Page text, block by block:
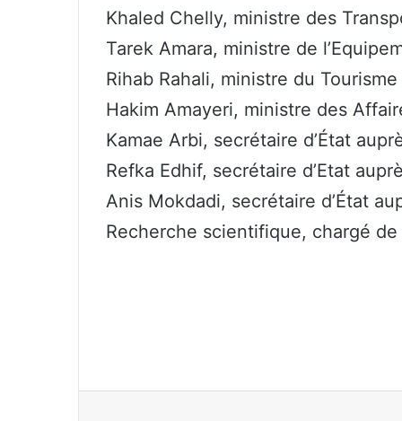
Khaled Chelly, ministre des
Tarek Amara, ministre de
Rihab Rahali, ministre du
Hakim Amayeri, ministre des
Kamae Arbi, secrétaire d’État
Refka Edhif, secrétaire d’Etat
Anis Mokdadi, secrétaire d’État
Recherche scientifique, chargé